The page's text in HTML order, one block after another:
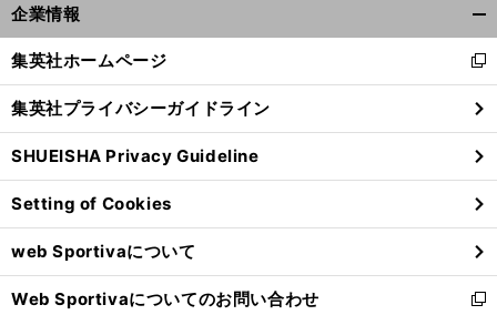
企業情報
閉
る
集英社ホームページ
新
し
い
ウ
ィ
ン
ド
ウ
で
開
く
集英社プライバシーガイドライン
SHUEISHA Privacy Guideline
Setting of Cookies
web Sportivaについて
Web Sportivaについてのお問い合わせ
新